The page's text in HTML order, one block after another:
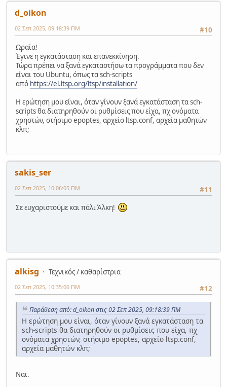
d_oikon
#10
02 Σεπ 2025, 09:18:39 ΠΜ
Ωραία!
Έγινε η εγκατάσταση και επανεκκίνηση.
Τώρα πρέπει να ξανά εγκαταστήσω τα προγράμματα που δεν
είναι του Ubuntu, όπως τα sch-scripts
από https://el.ltsp.org/ltsp/installation/
Η ερώτηση μου είναι, όταν γίνουν ξανά εγκατάσταση τα sch-
scripts θα διατηρηθούν οι ρυθμίσεις που είχα, πχ ονόματα
χρηστών, στήσιμο epoptes, αρχείο ltsp.conf, αρχεία μαθητών
κλπ;
sakis_ser
#11
02 Σεπ 2025, 10:06:05 ΠΜ
Σε ευχαριστούμε και πάλι Άλκη!
alkisg
Τεχνικός / καθαρίστρια
#12
02 Σεπ 2025, 10:35:06 ΠΜ
Παράθεση από: d_oikon στις 02 Σεπ 2025, 09:18:39 ΠΜ
Η ερώτηση μου είναι, όταν γίνουν ξανά εγκατάσταση τα
sch-scripts θα διατηρηθούν οι ρυθμίσεις που είχα, πχ
ονόματα χρηστών, στήσιμο epoptes, αρχείο ltsp.conf,
αρχεία μαθητών κλπ;
Ναι.